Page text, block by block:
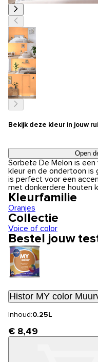
Bekijk deze kleur in jouw
Open
Sorbete De Melon is een
kleur en de ondertoon
is perfect voor een
met donkerdere houten
Kleurfamilie
Oranjes
Collectie
Voice of color
Bestel jouw
Histor MY color
Inhoud:0.25L
€ 8,49